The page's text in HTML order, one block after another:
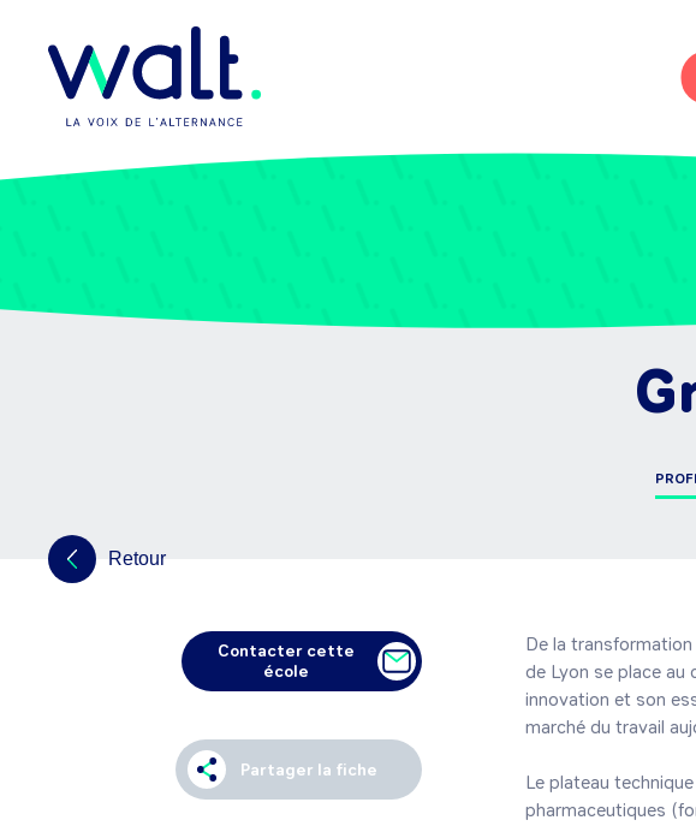
Retour
Contacter cette
école
Partager la fiche
De la
de Lyon se place au
innovation et son
marché du travail
Le plateau
pharmaceutiques